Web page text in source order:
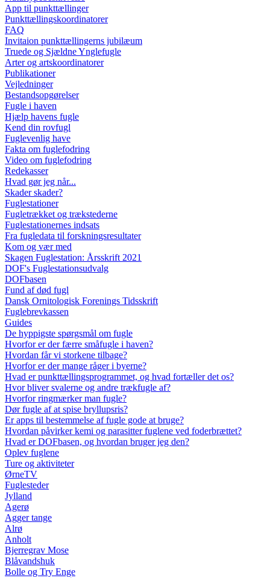
App til punkttællinger
Punkttællingskoordinatorer
FAQ
Invitaion punkttællingerns jubilæum
Truede og Sjældne Ynglefugle
Arter og artskoordinatorer
Publikationer
Vejledninger
Bestandsopgørelser
Fugle i haven
Hjælp havens fugle
Kend din rovfugl
Fuglevenlig have
Fakta om fuglefodring
Video om fuglefodring
Redekasser
Hvad gør jeg når...
Skader skader?
Fuglestationer
Fugletrækket og trækstederne
Fuglestationernes indsats
Fra fugledata til forskningsresultater
Kom og vær med
Skagen Fuglestation: Årsskrift 2021
DOF's Fuglestationsudvalg
DOFbasen
Fund af død fugl
Dansk Ornitologisk Forenings Tidsskrift
Fuglebrevkassen
Guides
De hyppigste spørgsmål om fugle
Hvorfor er der færre småfugle i haven?
Hvordan får vi storkene tilbage?
Hvorfor er der mange råger i byerne?
Hvad er punkttællingsprogrammet, og hvad fortæller det os?
Hvor bliver svalerne og andre trækfugle af?
Hvorfor ringmærker man fugle?
Dør fugle af at spise bryllupsris?
Er apps til bestemmelse af fugle gode at bruge?
Hvordan påvirker kemi og parasitter fuglene ved foderbrættet?
Hvad er DOFbasen, og hvordan bruger jeg den?
Oplev fuglene
Ture og aktiviteter
ØrneTV
Fuglesteder
Jylland
Agerø
Agger tange
Alrø
Anholt
Bjerregrav Mose
Blåvandshuk
Bolle og Try Enge